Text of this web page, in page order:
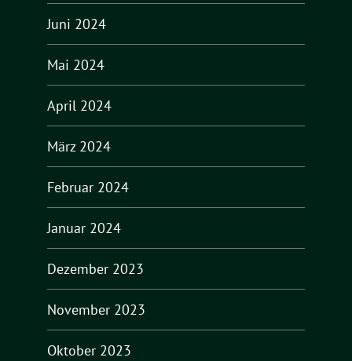
Juni 2024
Mai 2024
April 2024
März 2024
Februar 2024
Januar 2024
Dezember 2023
November 2023
Oktober 2023